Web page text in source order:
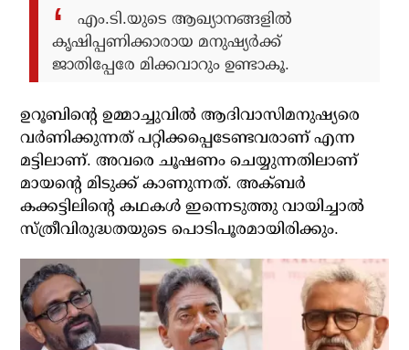
എം.ടി.യുടെ ആഖ്യാനങ്ങളില്‍
കൃഷിപ്പണിക്കാരായ മനുഷ്യര്‍ക്ക്
ജാതിപ്പേരേ മിക്കവാറും ഉണ്ടാകൂ.
ഉറൂബിന്റെ ഉമ്മാച്ചുവില്‍ ആദിവാസിമനുഷ്യരെ
വര്‍ണിക്കുന്നത് പറ്റിക്കപ്പെടേണ്ടവരാണ് എന്ന
മട്ടിലാണ്. അവരെ ചൂഷണം ചെയ്യുന്നതിലാണ്
മായന്റെ മിടുക്ക് കാണുന്നത്. അക്ബര്‍
കക്കട്ടിലിന്റെ കഥകള്‍ ഇന്നെടുത്തു വായിച്ചാല്‍
സ്ത്രീവിരുദ്ധതയുടെ പൊടിപൂരമായിരിക്കും.